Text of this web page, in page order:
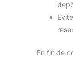
En fin de